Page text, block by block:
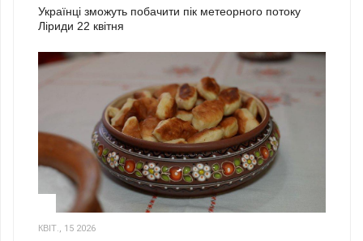
Українці зможуть побачити пік метеорного потоку
Ліриди 22 квітня
КВІТ., 15 2026